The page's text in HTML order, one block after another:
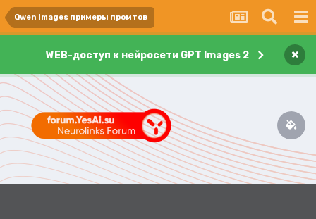
Qwen Images примеры промтов
WEB-доступ к нейросети GPT Images 2 ×